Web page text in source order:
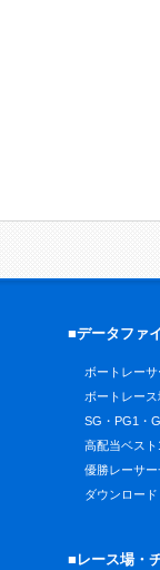
■データファ
ボートレー
ボートレース
SG・PG1・
高配当ベスト
優勝レーサー
ダウンロー
■レース場・